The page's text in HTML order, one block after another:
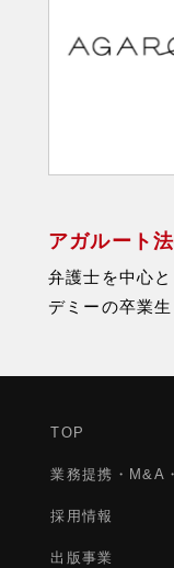
アガルート
弁護士を中心
デミーの卒業生
TOP
業務提携・M&A
採用情報
出版事業